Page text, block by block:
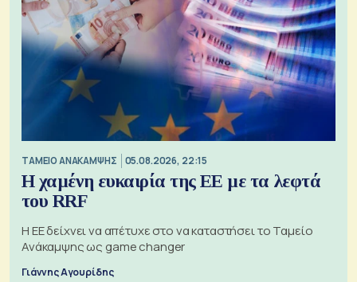
ΤΑΜΕΙΟ ΑΝΑΚΑΜΨΗΣ 05.08.2026, 22:15
Η χαμένη ευκαιρία της ΕΕ με τα λεφτά
του RRF
Η ΕΕ δείχνει να απέτυχε στο να καταστήσει το Ταμείο
Ανάκαμψης ως game changer
Γιάννης Αγουρίδης